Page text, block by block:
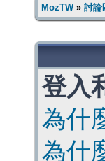
MozTW» 討論
登入
為什
為什